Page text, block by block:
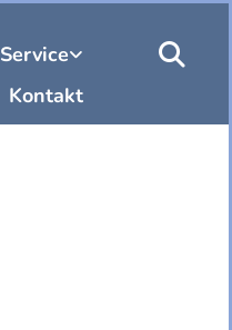
Service
Kontakt